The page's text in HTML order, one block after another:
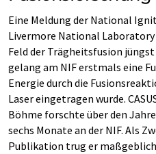
Eine Meldung der National
Livermore National Laboratory
Feld der Trägheitsfusion
gelang am NIF erstmals eine
Energie durch die
Laser eingetragen wurde.
Böhme forschte über den
sechs Monate an der NIF. Als
Publikation trug er